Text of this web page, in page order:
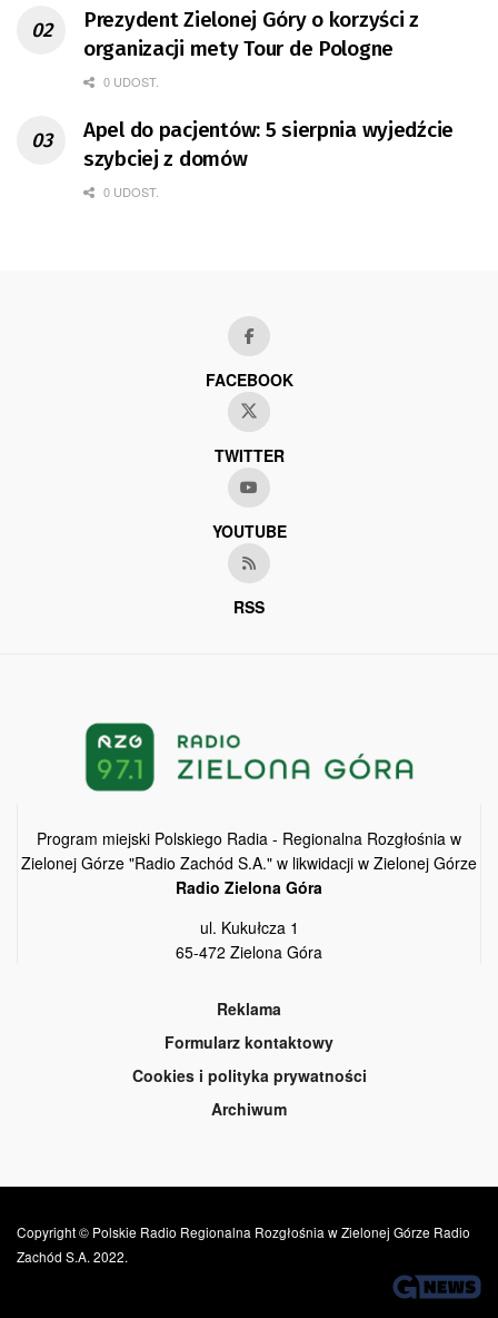
Prezydent Zielonej Góry o korzyści z
organizacji mety Tour de Pologne
0 UDOST.
Apel do pacjentów: 5 sierpnia wyjedźcie
szybciej z domów
0 UDOST.
FACEBOOK
TWITTER
YOUTUBE
RSS
Program miejski Polskiego Radia - Regionalna Rozgłośnia w
Zielonej Górze "Radio Zachód S.A." w likwidacji w Zielonej Górze
Radio Zielona Góra
ul. Kukułcza 1
65-472 Zielona Góra
Reklama
Formularz kontaktowy
Cookies i polityka prywatności
Archiwum
Copyright © Polskie Radio Regionalna Rozgłośnia w Zielonej Górze Radio
Zachód S.A. 2022.